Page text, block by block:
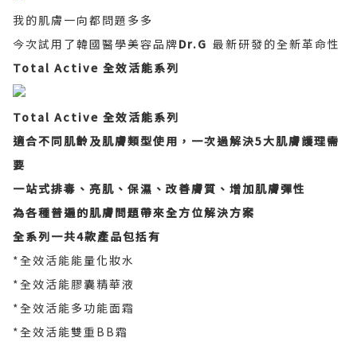
我的肌膚一向都問題多多
今次試用 了韓國醫學美容品牌Dr.G 最新研發的全新革命性
Total Active 全效活能系列
Total Active 全效活能系列
適合不同肌齡及肌膚類型使用，一次過解決5大肌膚護理需
要
一站式排毒、亮肌、保濕、改善膚質、增加肌膚彈性
為各種普遍的肌膚問題帶來全方位解決方案
全系列一共4款產品包括有
*全效活能能量化妝水
*全效活能膠囊精華液
*全效活能多功能面霜
*全效活能雙重BB霜